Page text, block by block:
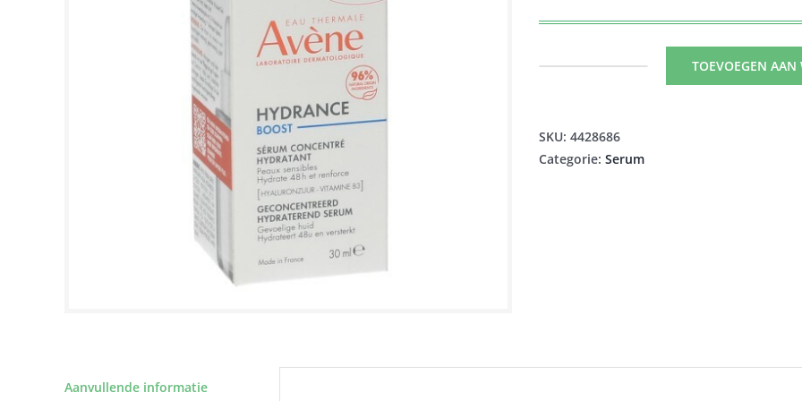
GECONC.
HYDRAT.
TOEVOEGEN AAN
SKU: 4428686
Categorie: Serum
Aanvullende informatie